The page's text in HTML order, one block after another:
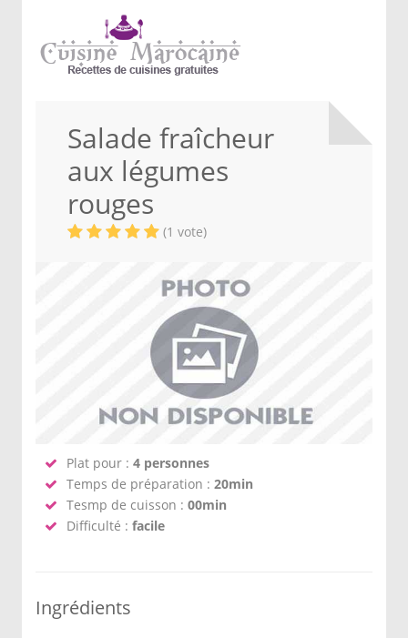
Salade fraîcheur
aux légumes
rouges
(1 vote)
Plat pour : 4 personnes
Temps de préparation : 20min
Tesmp de cuisson : 00min
Difficulté : facile
Ingrédients